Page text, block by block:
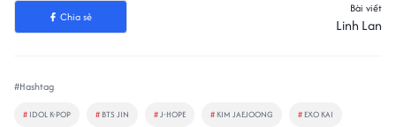
Chia sẻ
Bài viết
Linh Lan
#Hashtag
# IDOL K-POP # BTS JIN #J-HOPE # KIM JAEJOONG # EXO KAI